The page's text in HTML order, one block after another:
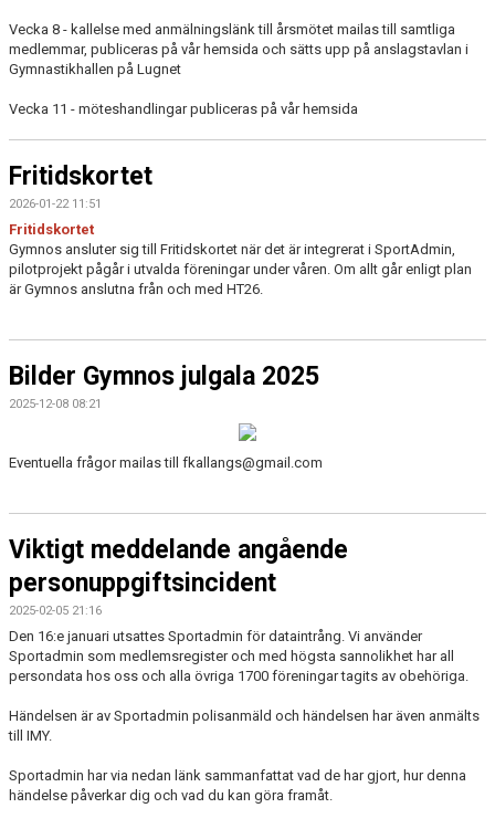
Vecka 8 - kallelse med anmälningslänk till årsmötet mailas till samtliga
medlemmar, publiceras på vår hemsida och sätts upp på anslagstavlan i
Gymnastikhallen på Lugnet
Vecka 11 - möteshandlingar publiceras på vår hemsida
Fritidskortet
2026-01-22 11:51
Fritidskortet
Gymnos ansluter sig till Fritidskortet när det är integrerat i SportAdmin,
pilotprojekt pågår i utvalda föreningar under våren. Om allt går enligt plan
är Gymnos anslutna från och med HT26.
Bilder Gymnos julgala 2025
2025-12-08 08:21
Eventuella frågor mailas till fkallangs@gmail.com
Viktigt meddelande angående
personuppgiftsincident
2025-02-05 21:16
Den 16:e januari utsattes Sportadmin för dataintrång. Vi använder
Sportadmin som medlemsregister och med högsta sannolikhet har all
persondata hos oss och alla övriga 1700 föreningar tagits av obehöriga.
Händelsen är av Sportadmin polisanmäld och händelsen har även anmälts
till IMY.
Sportadmin har via nedan länk sammanfattat vad de har gjort, hur denna
händelse påverkar dig och vad du kan göra framåt.